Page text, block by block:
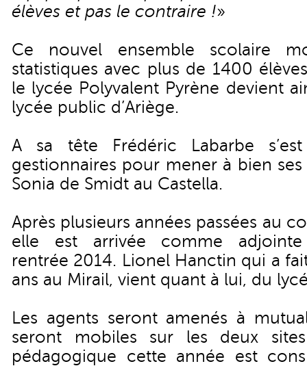
élèves et pas le contraire !»
Ce nouvel ensemble scolaire
statistiques avec plus de 1400
le lycée Polyvalent Pyrène devient
lycée public d’Ariège.
A sa tête Frédéric Labarbe
gestionnaires pour mener à bien
Sonia de Smidt au Castella.
Après plusieurs années passées au
elle est arrivée comme
rentrée 2014. Lionel Hanctin qui a
ans au Mirail, vient quant à lui, du
Les agents seront amenés à
seront mobiles sur les deux
pédagogique cette année est